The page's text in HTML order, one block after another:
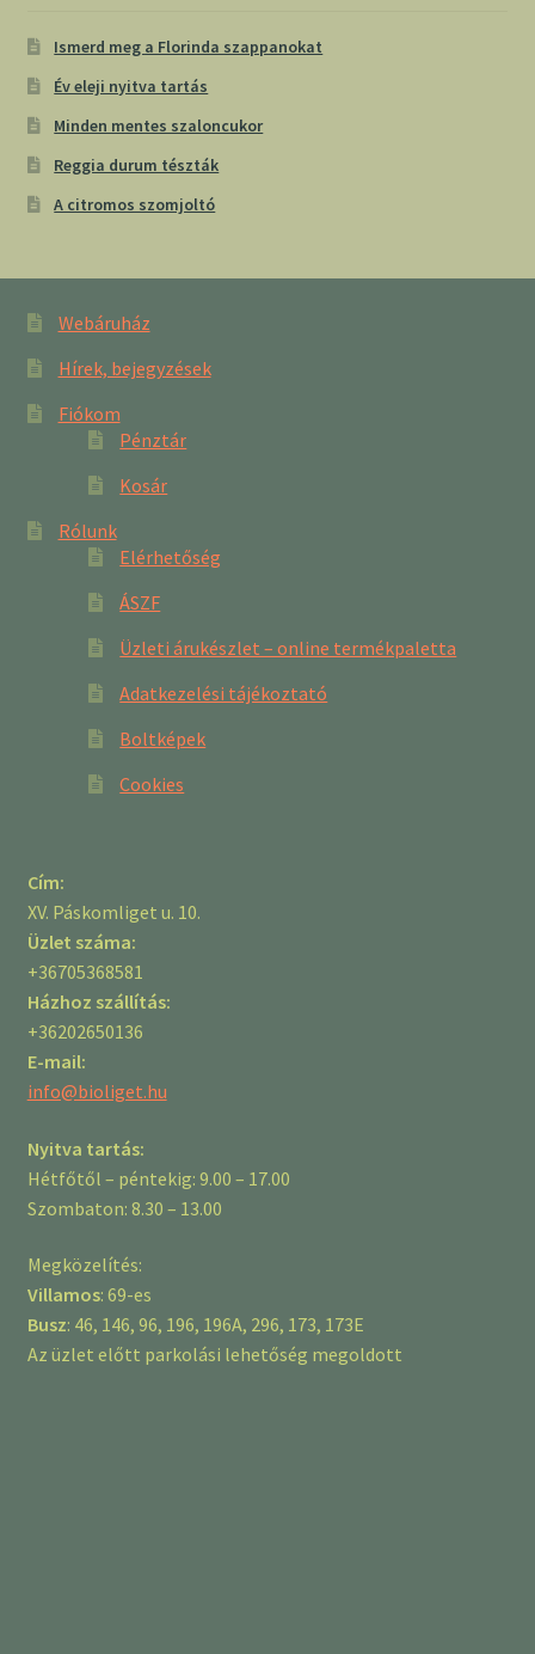
Ismerd meg a Florinda szappanokat
Év eleji nyitva tartás
Minden mentes szaloncukor
Reggia durum tészták
A citromos szomjoltó
Webáruház
Hírek, bejegyzések
Fiókom
Pénztár
Kosár
Rólunk
Elérhetőség
ÁSZF
Üzleti árukészlet – online termékpaletta
Adatkezelési tájékoztató
Boltképek
Cookies
Cím:
XV. Páskomliget u. 10.
Üzlet száma:
+36705368581
Házhoz szállítás:
+36202650136
E-mail:
info@bioliget.hu
Nyitva tartás:
Hétfőtől – péntekig: 9.00 – 17.00
Szombaton: 8.30 – 13.00
Megközelítés:
Villamos: 69-es
Busz: 46, 146, 96, 196, 196A, 296, 173, 173E
Az üzlet előtt parkolási lehetőség megoldott